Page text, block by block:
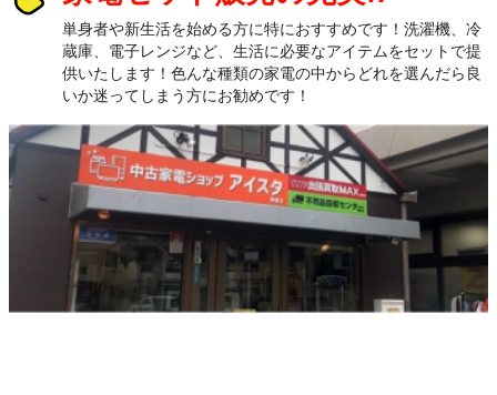
単身者や新生活を始める方に特におすすめです！洗濯機、冷
蔵庫、電子レンジなど、生活に必要なアイテムをセットで提
供いたします！色んな種類の家電の中からどれを選んだら良
いか迷ってしまう方にお勧めです！